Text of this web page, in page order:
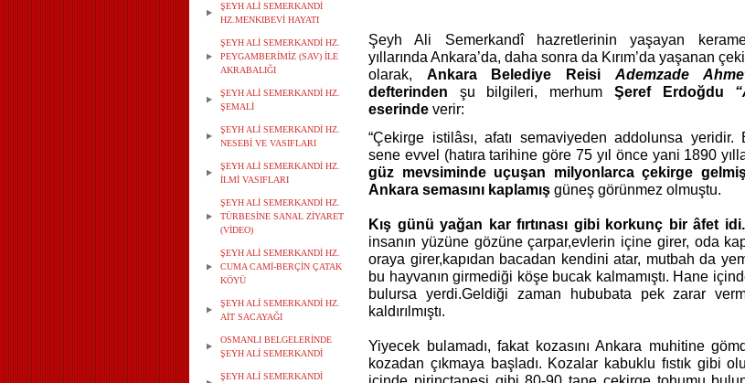
ŞEYH ALİ SEMERKANDİ
HZ.MENKIBEVİ HAYATI
ŞEYH ALİ SEMERKANDİ HZ.
PEYGAMBERİMİZ (SAV) İLE
AKRABALIĞI
ŞEYH ALİ SEMERKANDİ HZ.
ŞEMALİ
ŞEYH ALİ SEMERKANDİ HZ.
NESEBİ VE VASIFLARI
ŞEYH ALİ SEMERKANDİ HZ.
İLMİ VASIFLARI
ŞEYH ALİ SEMERKANDİ HZ.
TÜRBESİNE SANAL ZİYARET
(VİDEO)
ŞEYH ALİ SEMERKANDİ HZ.
CUMA CAMİ-BERÇİN ÇATAK
KÖYÜ
ŞEYH ALİ SEMERKANDİ HZ.
AİT SACAYAĞI
OSMANLI BELGELERİNDE
ŞEYH ALİ SEMERKANDİ
ŞEYH ALİ SEMERKANDİ
Şeyh Ali Semerkandî hazretlerinin yaşayan
yıllarında Ankara’da, daha sonra da Kırım’da yaşanan
olarak, Ankara Belediye Reisi Ademzade
defterinden şu bilgileri, merhum Şeref Erdoğdu
eserinde verir:
“Çekirge istilâsı, afatı semaviyeden addolunsa yeridir.
sene evvel (hatıra tarihine göre 75 yıl önce yani 1890
güz mevsiminde uçuşan milyonlarca çekirge
Ankara semasını kaplamış güneş görünmez olmuştu.
Kış günü yağan kar fırtınası gibi korkunç bir âfet idi.
insanın yüzüne gözüne çarpar,evlerin içine girer, oda
oraya girer,kapıdan bacadan kendini atar, mutbah da
bu hayvanın girmediği köşe bucak kalmamıştı. Hane
bulursa yerdi.Geldiği zaman hububata pek zarar
kaldırılmıştı.
Yiyecek bulamadı, fakat kozasını Ankara muhitine
kozadan çıkmaya başladı. Kozalar kabuklu fıstık gibi